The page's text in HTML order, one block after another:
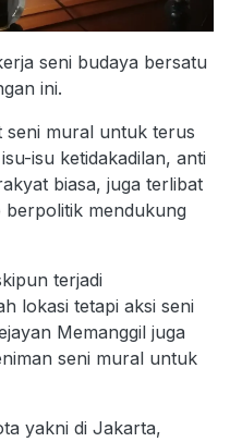
seni budaya bersatu
ini.
seni mural untuk terus
isu ketidakadilan, anti
biasa, juga terlibat
berpolitik mendukung
terjadi
lokasi tetapi aksi seni
Memanggil juga
seni mural untuk
yakni di Jakarta,